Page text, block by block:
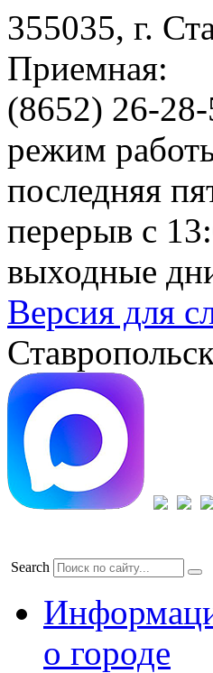
355035, г.
Приемная:
(8652) 26-
режим
последняя
перерыв с
выходные
Версия для
Search
о городе